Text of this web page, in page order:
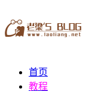
首页
教程